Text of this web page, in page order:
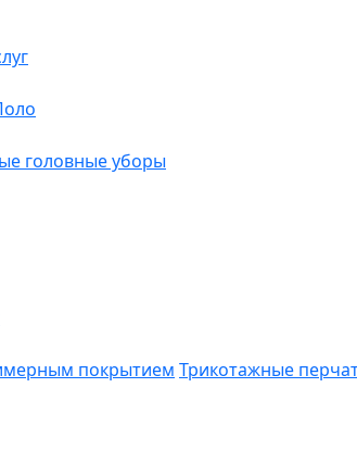
головные уборы
покрытием Трикотажные